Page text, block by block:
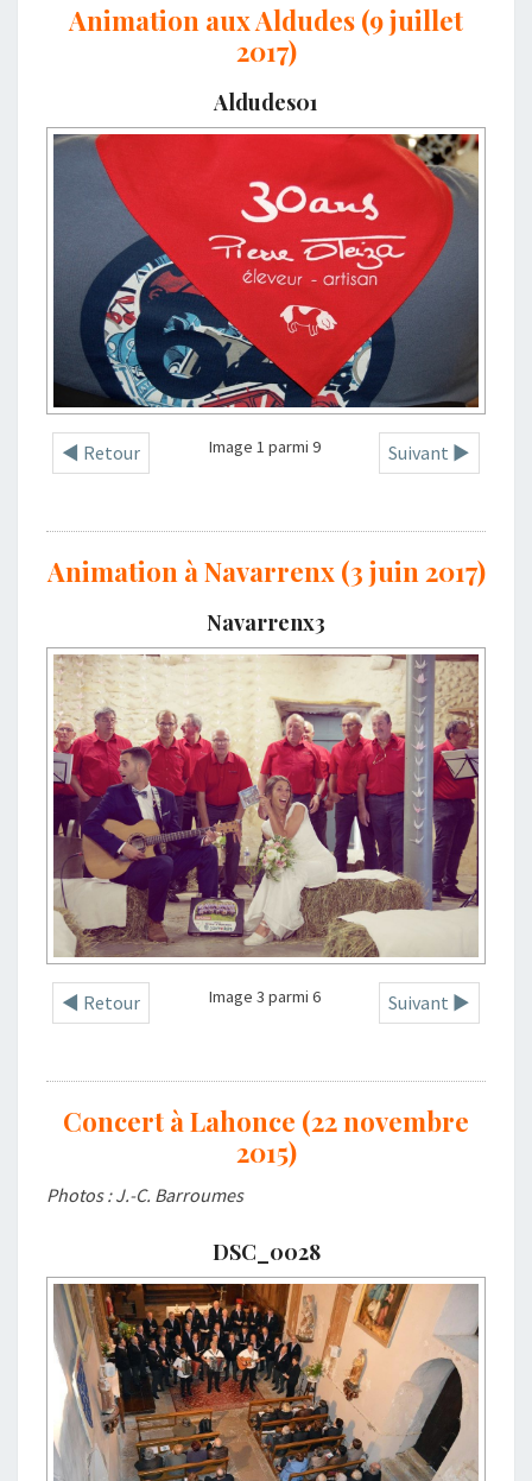
Animation aux Aldudes (9 juillet
2017)
Aldudes01
◄ Retour Suivant ►
Image 1 parmi 9
Animation à Navarrenx (3 juin 2017)
Navarrenx3
◄ Retour Suivant ►
Image 3 parmi 6
Concert à Lahonce (22 novembre
2015)
Photos : J.-C. Barroumes
DSC_0028